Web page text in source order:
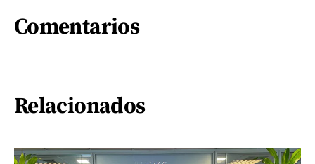
Comentarios
Relacionados